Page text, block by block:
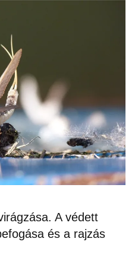
A védett
és a rajzás